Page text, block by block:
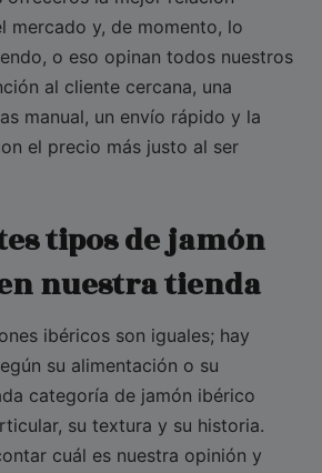
mercado y, de momento, lo
o eso opinan todos nuestros
al cliente cercana, una
manual, un envío rápido y la
el precio más justo al ser
tipos de jamón
nuestra tienda
ibéricos son iguales; hay
su alimentación o su
categoría de jamón ibérico
su textura y su historia.
cuál es nuestra opinión y